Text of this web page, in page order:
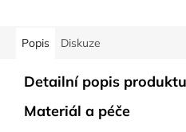
Popis Diskuze
Detailní popis produktu
Materiál a péče